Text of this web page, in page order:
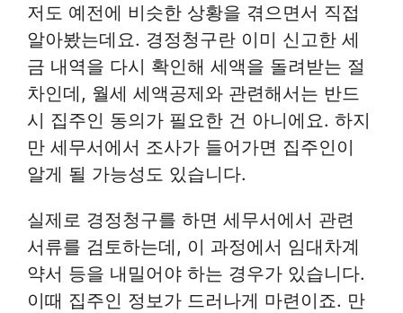
저도 예전에 비슷한 상황을 겪으면서 직접
알아봤는데요. 경정청구란 이미 신고한 세
금 내역을 다시 확인해 세액을 돌려받는 절
차인데, 월세 세액공제와 관련해서는 반드
시 집주인 동의가 필요한 건 아니에요. 하지
만 세무서에서 조사가 들어가면 집주인이
알게 될 가능성도 있습니다.
실제로 경정청구를 하면 세무서에서 관련
서류를 검토하는데, 이 과정에서 임대차계
약서 등을 내밀어야 하는 경우가 있습니다.
이때 집주인 정보가 드러나게 마련이죠. 만